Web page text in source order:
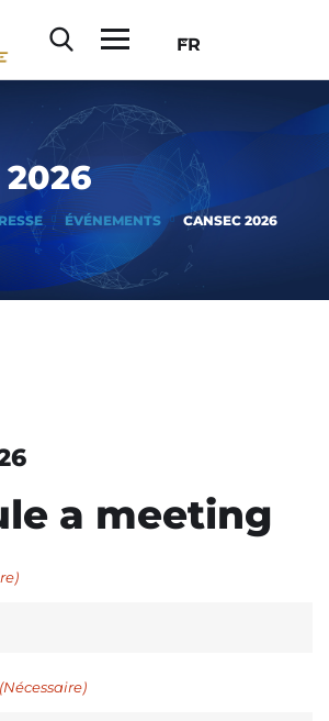
FR
2026
ÉVÉNEMENTS CANSEC 2026
a meeting
(Nécessaire)